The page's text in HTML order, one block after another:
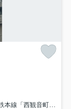
「西観音町」駅 徒歩9分